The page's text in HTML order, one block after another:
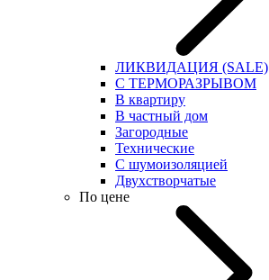
ЛИКВИДАЦИЯ (SALE)
С ТЕРМОРАЗРЫВОМ
В квартиру
В частный дом
Загородные
Технические
С шумоизоляцией
Двухстворчатые
По цене